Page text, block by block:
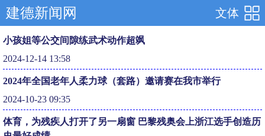
文体
建德新闻网
小孩姐等公交间隙练武术动作超飒
2024-12-14 13:58
2024年全国老年人柔力球（套路）邀请赛在我市举行
2024-10-23 09:35
体育，为残疾人打开了另一扇窗 巴黎残奥会上浙江选手创造历